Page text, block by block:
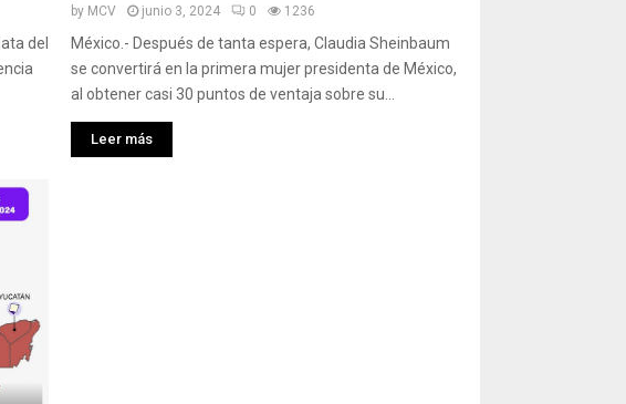
del
by MCV junio 3, 2024 0 1236
México.- Después de tanta espera, Claudia Sheinbaum
se convertirá en la primera mujer presidenta de México,
al obtener casi 30 puntos de ventaja sobre su...
Leer más